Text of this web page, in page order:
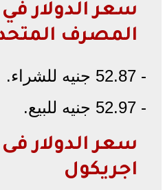
سعر الدولار
المصرف
- 52.87 جنيه للشراء.
- 52.97 جنيه للبيع.
سعر الدولار
اجريكول